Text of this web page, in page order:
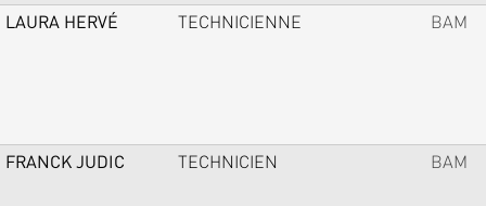
LAURA HERVÉ TECHNICIENNE BAM
FRANCK JUDIC TECHNICIEN BAM